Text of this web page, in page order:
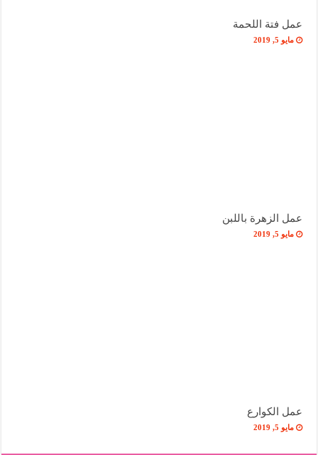
عمل فتة اللحمة
مايو 5, 2019
عمل الزهرة باللبن
مايو 5, 2019
عمل الكوارع
مايو 5, 2019